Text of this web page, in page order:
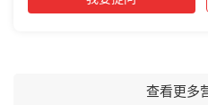
查看更多